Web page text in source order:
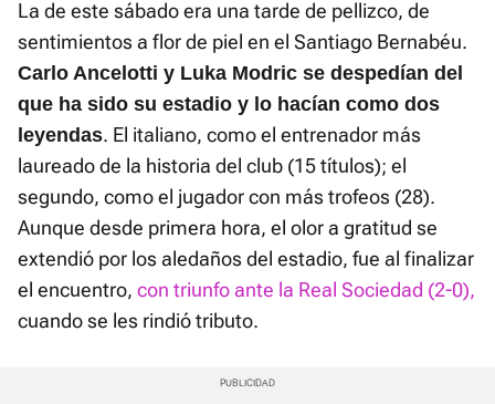
La de este sábado era una tarde de pellizco, de
sentimientos a flor de piel en el Santiago Bernabéu.
Carlo Ancelotti y Luka Modric se despedían del
que ha sido su estadio y lo hacían como dos
leyendas. El italiano, como el entrenador más
laureado de la historia del club (15 títulos); el
segundo, como el jugador con más trofeos (28).
Aunque desde primera hora, el olor a gratitud se
extendió por los aledaños del estadio, fue al finalizar
el encuentro, con triunfo ante la Real Sociedad (2-0),
cuando se les rindió tributo.